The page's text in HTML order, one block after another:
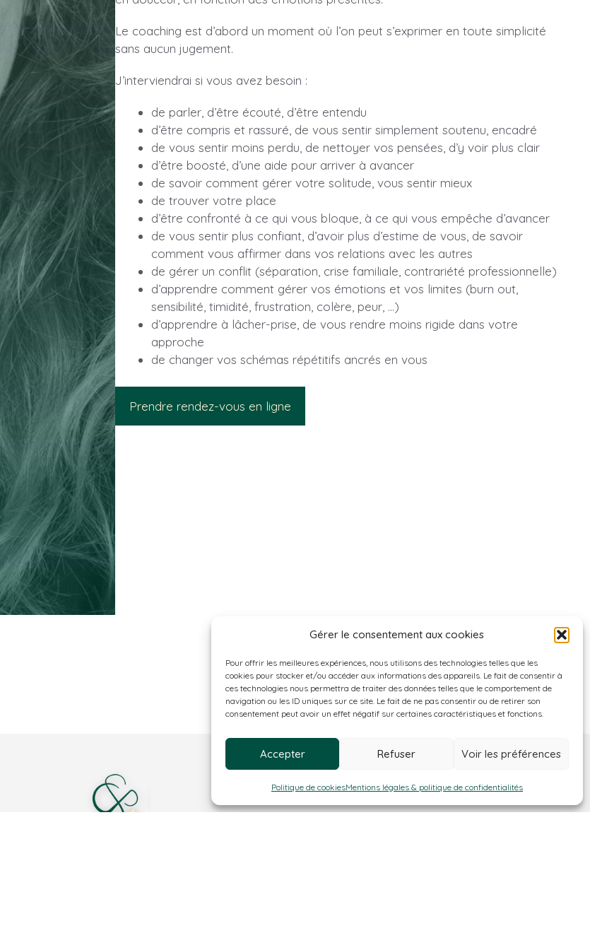
Gérer le consentement aux cookies
Pour offrir les meilleures expériences, nous utilisons des technologies telles que les
cookies pour stocker et/ou accéder aux informations des appareils. Le fait de consentir à
ces technologies nous permettra de traiter des données telles que le comportement de
navigation ou les ID uniques sur ce site. Le fait de ne pas consentir ou de retirer son
consentement peut avoir un effet négatif sur certaines caractéristiques et fonctions.
Accepter Refuser Voir les préférences
Politique de cookiesMentions légales & politique de confidentialités
Le coaching est d’abord un moment où l’on peut s’exprimer en toute simplicité
sans aucun jugement.
J’interviendrai si vous avez besoin :
de parler, d’être écouté, d’être entendu
d’être compris et rassuré, de vous sentir simplement soutenu, encadré
de vous sentir moins perdu, de nettoyer vos pensées, d’y voir plus clair
d’être boosté, d’une aide pour arriver à avancer
de savoir comment gérer votre solitude, vous sentir mieux
de trouver votre place
d’être confronté à ce qui vous bloque, à ce qui vous empêche d’avancer
de vous sentir plus confiant, d’avoir plus d’estime de vous, de savoir
comment vous affirmer dans vos relations avec les autres
de gérer un conflit (séparation, crise familiale, contrariété professionnelle)
d’apprendre comment gérer vos émotions et vos limites (burn out,
sensibilité, timidité, frustration, colère, peur, …)
d’apprendre à lâcher-prise, de vous rendre moins rigide dans votre
approche
de changer vos schémas répétitifs ancrés en vous
Prendre rendez-vous en ligne